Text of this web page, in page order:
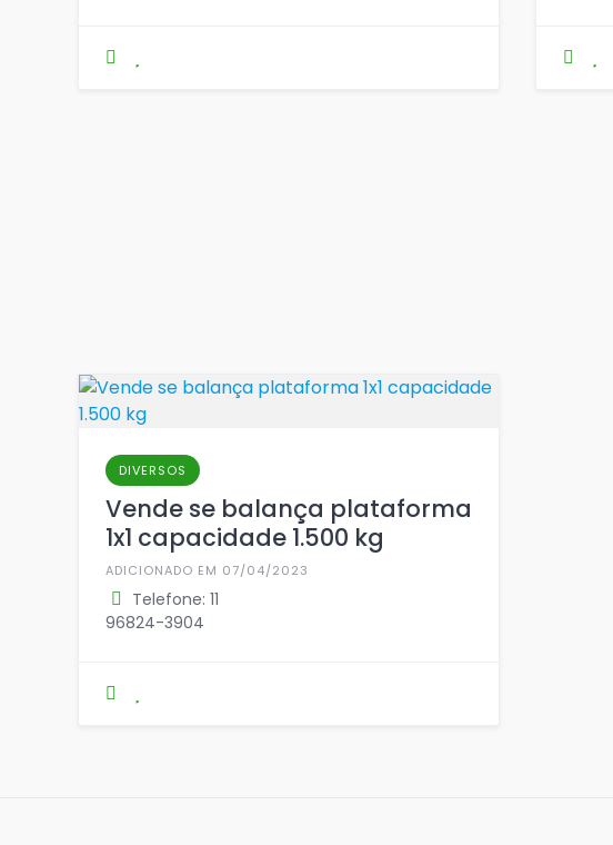
DIVERSOS
Vende se balança plataforma
1x1 capacidade 1.500 kg
ADICIONADO EM 07/04/2023
Telefone: 11
96824-3904